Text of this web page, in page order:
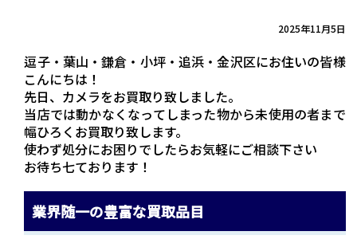
2025年11月5日
逗子・葉山・鎌倉・小坪・追浜・金沢区にお住いの皆様
こんにちは！
先日、カメラをお買取り致しました。
当店では動かなくなってしまった物から未使用の者まで
幅ひろくお買取り致します。
使わず処分にお困りでしたらお気軽にご相談下さい
お待ち七ております！
業界随一の豊富な買取品目